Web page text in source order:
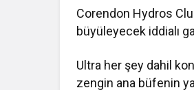
Corendon Hydros
büyüleyecek iddialı
Ultra her şey dahil
zengin ana büfenin